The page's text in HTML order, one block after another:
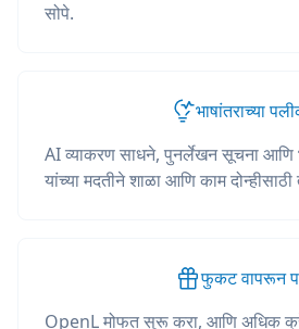
सोपे.
भाषांतराच्या
AI व्याकरण साधने, पुनर्लेखन सूचना आणि
यांच्या मदतीने शाळा आणि काम
फुकट वापरून
OpenL मोफत सुरू करा, आणि अधिक